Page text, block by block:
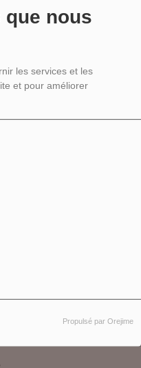
nous
les services et les
et pour améliorer
Propulsé par Orejime